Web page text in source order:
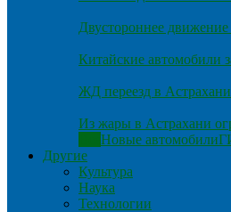
Двустороннее
Китайские автомобили
ЖД переезд в
Из жары в Астрахани
Новые автомобили
Другие
Культура
Наука
Технологии